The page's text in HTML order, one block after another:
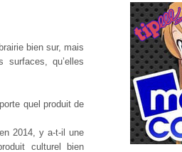
bien sur, mais
qu’elles
quel produit de
2014, y a-t-il une
culturel bien